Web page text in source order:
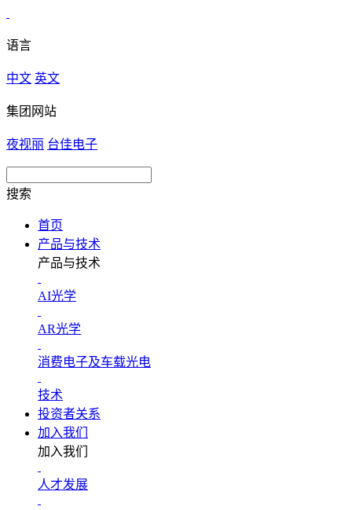
语言
中文 英文
集团网站
夜视丽 台佳电子
搜索
首页
产品与技术
产品与技术
AI光学
AR光学
消费电子及车载光电
技术
投资者关系
加入我们
加入我们
人才发展